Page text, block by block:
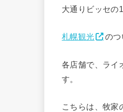
大通りビッセの
札幌観光 のつ
各店舗で、ライ
す。
こちらは、牧家